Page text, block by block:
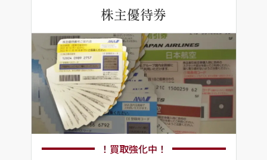
株主優待券
！買取強化中！